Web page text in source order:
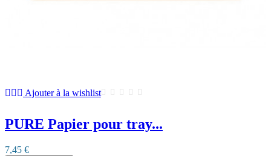
Ajouter à la wishlist
PURE Papier pour tray...
7,45 €